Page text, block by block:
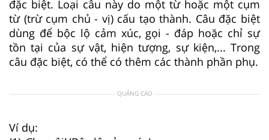
đặc biệt. Loại câu này do một từ hoặc một cụm
từ (trừ cụm chủ - vị) cấu tạo thành. Câu đặc biệt
dùng để bộc lộ cảm xúc, gọi - đáp hoặc chỉ sự
tồn tại của sự vật, hiện tượng, sự kiện,... Trong
câu đặc biệt, có thể có thêm các thành phần phụ.
QUẢNG CÁO
Ví dụ: